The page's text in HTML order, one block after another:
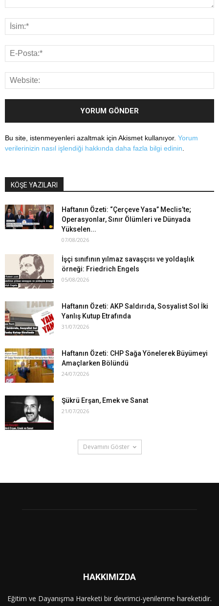
Bu site, istenmeyenleri azaltmak için Akismet kullanıyor. Yorum
verilerinizin nasıl işlendiği hakkında daha fazla bilgi edinin.
KÖŞE YAZILARI
Haftanın Özeti: “Çerçeve Yasa” Meclis’te;
Operasyonlar, Sınır Ölümleri ve Dünyada
Yükselen...
07/08/2026
İşçi sınıfının yılmaz savaşçısı ve yoldaşlık
örneği: Friedrich Engels
05/08/2026
Haftanın Özeti: AKP Saldırıda, Sosyalist Sol İki
Yanlış Kutup Etrafında
31/07/2026
Haftanın Özeti: CHP Sağa Yönelerek Büyümeyi
Amaçlarken Bölündü
24/07/2026
Şükrü Erşan, Emek ve Sanat
21/07/2026
Devamını Göster
HAKKIMIZDA
Eğitim ve Dayanışma Hareketi bir devrimci-yenilenme hareketidir.